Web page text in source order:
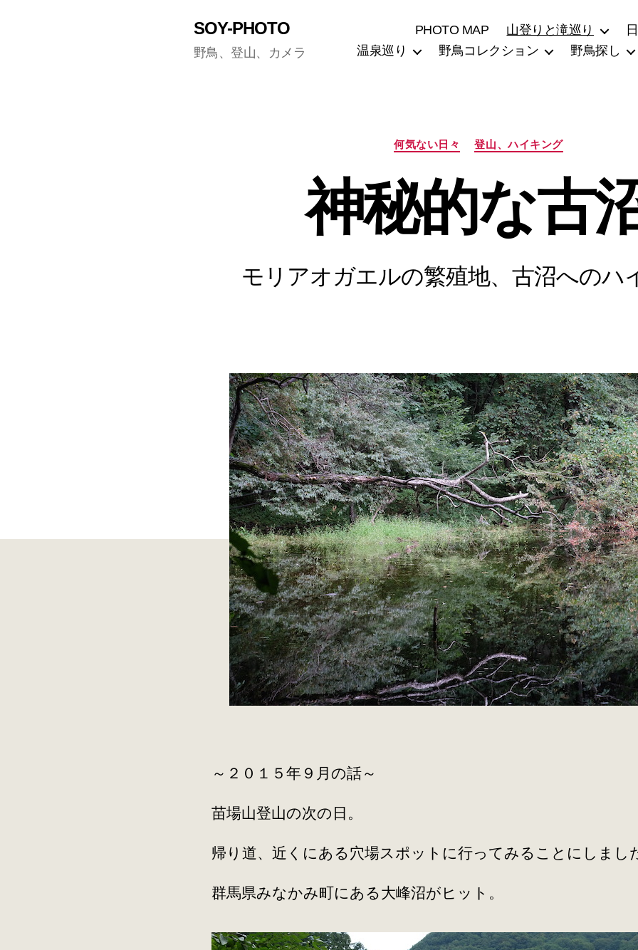
SOY-PHOTO
野鳥、登山、カメラ
PHOTO MAP 山登りと滝巡り
温泉巡り
野鳥コレクション 野鳥探し
カ
テ
ー
何気ない日々 登山、ハイキング
神秘的な古
モリアオガエルの繁殖地、古沼へのハ
～２０１５年９月の話～
苗場山登山の次の日。
帰り道、近くにある穴場スポットに行ってみることにしまし
群馬県みなかみ町にある大峰沼がヒット。